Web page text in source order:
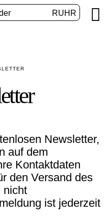
RUHR 
Newsletter,
auf dem
Kontaktdaten
den Versand des
nicht
ist jederzeit